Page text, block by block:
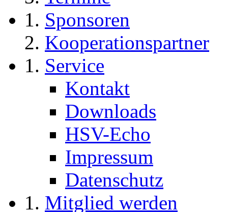
Sponsoren
Kooperationspartner
Service
Kontakt
Downloads
HSV-Echo
Impressum
Datenschutz
Mitglied werden